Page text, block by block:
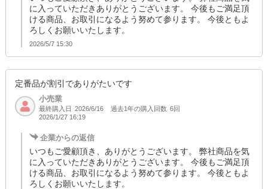
に入っていただきありがとうございます。 今後もご満足頂
ける商品、お取引になるよう努めて参ります。 今後ともよ
ろしくお願いいたします。
2026/5/7 15:30
定番品が割引でありがたいです
小売業
最終購入日 2026/6/16 過去1年の購入回数 6回
2026/1/27 16:19
企業からの返信
いつもご愛顧頂き、ありがとうございます。 弊社商品を気
に入っていただきありがとうございます。 今後もご満足頂
ける商品、お取引になるよう努めて参ります。 今後ともよ
ろしくお願いいたします。